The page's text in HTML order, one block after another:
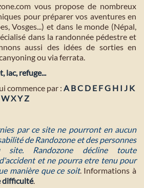
vous propose de nombreux
pour préparer vos aventures en
Vosges...) et dans le monde (Népal,
dans la randonnée pédestre et
aussi des idées de sorties en
ou via ferrata.
lac, refuge...
commence par : A BC D E FG H I J K
WXYZ
par ce site ne pourront en aucun
de Randozone et des personnes
Randozone décline toute
et ne pourra etre tenu pour
manière que ce soit. Informations à
difficulté.